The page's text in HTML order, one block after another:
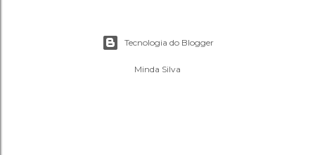
Tecnologia do Blogger
Minda Silva